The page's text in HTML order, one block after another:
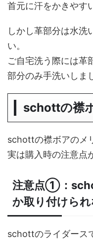
首元に汗をかきやす
しかし革部分は水洗
い。
ご自宅洗う際には革
部分のみ手洗いしま
schottの襟
schottの襟ボアのメ
実は購入時の注意点
注意点①：
か取り付けら
schottのライダース